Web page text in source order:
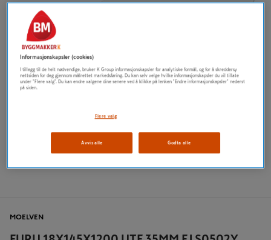
MOELVEN
Informasjonskapsler (cookies)
I tillegg til de helt nødvendige, bruker K Group informasjonskapsler for analytiske formål, og for å skreddersy
nettsiden for deg gjennom målrettet markedsføring. Du kan selv velge hvilke informasjonskapsler du vil tillate
under "Flere valg". Du kan endre valgene dine senere ved å klikke på lenken "Endre informasjonskapsler" nederst
på siden.
Flere valg
Avvis alle Godta alle